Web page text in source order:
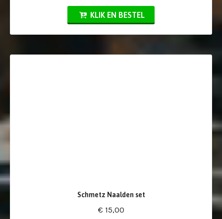
KLIK EN BESTEL
Schmetz Naalden set
€ 15,00